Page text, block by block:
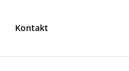
Kontakt